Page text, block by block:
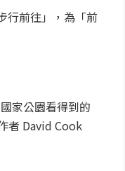
行前往」，為「前
家公園看得到的
者 David Cook